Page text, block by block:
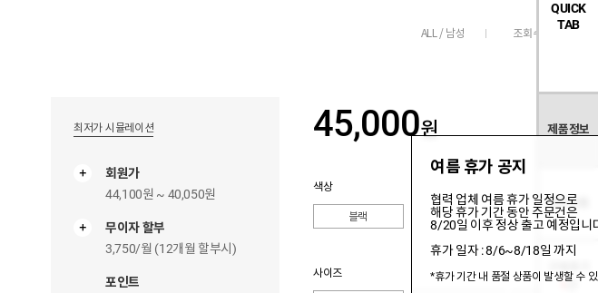
QUICK
TAB
제품정보
관련상품
1건
ALL / 남성 조회수 2,307
최저가 시뮬레이션
회원가
44,100원 ~ 40,050원
무
무이자 할부
3,750/월 (12개월 할부시)
포인트
45,000원
색상
블랙
사이즈
여름 휴가 공지
협력 업체 여름 휴가 일정으로
해당 휴가 기간 동안 주문건은
8/20일 이후 정상 출고 예정입니
휴가 일자 : 8/6~8/18일 까지
*휴가 기간 내 품절 상품이 발생할 수